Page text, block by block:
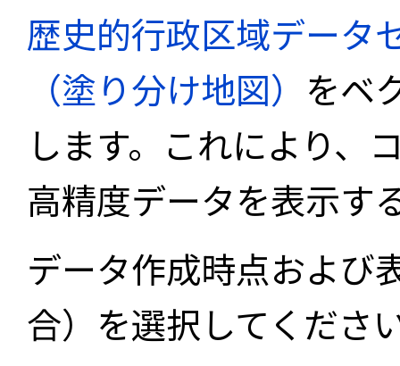
歴史的行政区域データ
（塗り分け地図） をベ
します。これにより、
高精度データを表示す
データ作成時点および
合）を選択してくださ